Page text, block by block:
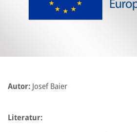
Autor: Josef Baier
Literatur: